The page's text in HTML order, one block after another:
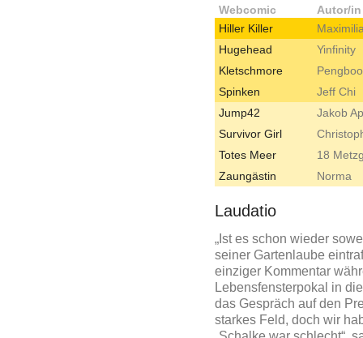
Webcomic
Autor/in
Hiller Killer
Hugehead
Yinfinity
Kletschmore
Spinken
Jeff Chi
Jump42
Jakob
Survivor Girl
Totes Meer
18
Zaungästin
Norma
Laudatio
„Ist es schon wieder
seiner Gartenlaube
einziger Kommentar
Lebensfensterpokal in
das Gespräch auf den
starkes Feld, doch wir